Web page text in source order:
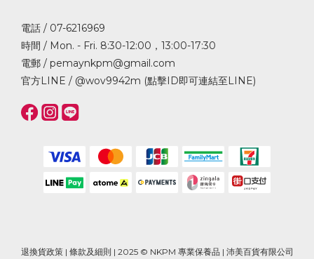
電話 / 07-6216969
時間 / Mon. - Fri. 8:30-12:00，13:00-17:30
電郵 / pemaynkpm@gmail.com
官方LINE / @wov9942m (點擊ID即可連結至LINE)
退換貨政策| 條款及細則 | 2025 © NKPM 專業保養品 | 沛美百貨有限公司